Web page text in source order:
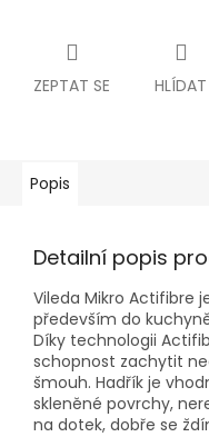
ZEPTAT SE HLÍDAT
Popis
Detailní popis
Vileda Mikro Actifibre
především do
Díky technologii
schopnost zachytit
šmouh. Hadřík je
skleněné povrchy,
na dotek, dobře se